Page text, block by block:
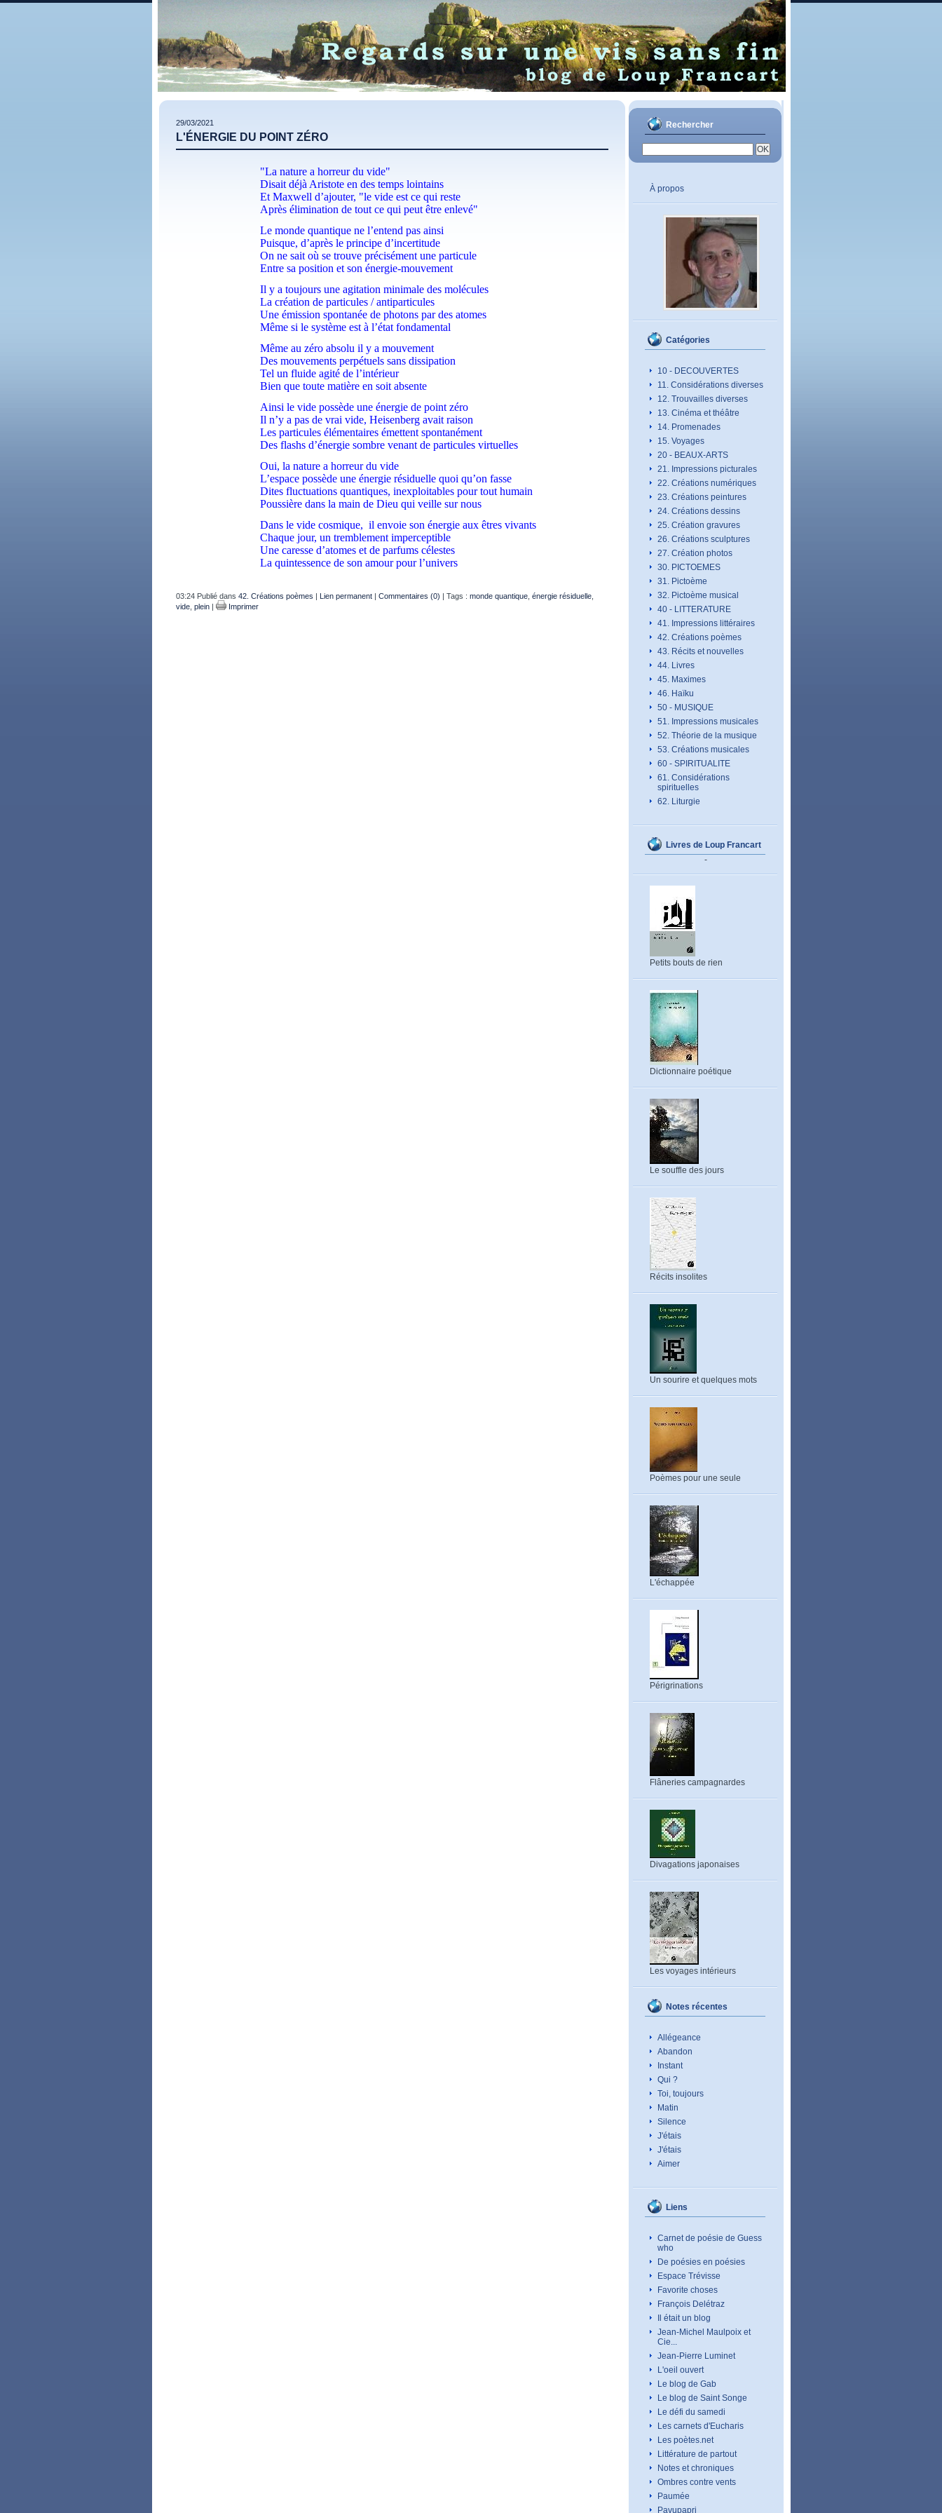
Rechercher
À propos
Catégories
10 - DECOUVERTES
11. Considérations diverses
12. Trouvailles diverses
13. Cinéma et théâtre
14. Promenades
15. Voyages
20 - BEAUX-ARTS
21. Impressions picturales
22. Créations numériques
23. Créations peintures
24. Créations dessins
25. Création gravures
26. Créations sculptures
27. Création photos
30. PICTOEMES
31. Pictoème
32. Pictoème musical
40 - LITTERATURE
41. Impressions littéraires
42. Créations poèmes
43. Récits et nouvelles
44. Livres
45. Maximes
46. Haïku
50 - MUSIQUE
51. Impressions musicales
52. Théorie de la musique
53. Créations musicales
60 - SPIRITUALITE
61. Considérations
spirituelles
62. Liturgie
Livres de Loup Francart
-
Petits bouts de rien
Dictionnaire poétique
Le souffle des jours
Récits insolites
Un sourire et quelques mots
Poèmes pour une seule
L'échappée
Périgrinations
Flâneries campagnardes
Divagations japonaises
Les voyages intérieurs
Notes récentes
Allégeance
Abandon
Instant
Qui ?
Toi, toujours
Matin
Silence
J'étais
J'étais
Aimer
Liens
Carnet de poésie de Guess
who
De poésies en poésies
Espace Trévisse
Favorite choses
François Delétraz
Il était un blog
Jean-Michel Maulpoix et
Cie...
Jean-Pierre Luminet
L'oeil ouvert
Le blog de Gab
Le blog de Saint Songe
Le défi du samedi
Les carnets d'Eucharis
Les poètes.net
Littérature de partout
Notes et chroniques
Ombres contre vents
Paumée
Pavupapri
29/03/2021
L'ÉNERGIE DU POINT ZÉRO
"La nature a horreur du vide"
Disait déjà Aristote en des temps lointains
Et Maxwell d’ajouter, "le vide est ce qui reste
Après élimination de tout ce qui peut être enlevé"
Le monde quantique ne l’entend pas ainsi
Puisque, d’après le principe d’incertitude
On ne sait où se trouve précisément une particule
Entre sa position et son énergie-mouvement
Il y a toujours une agitation minimale des molécules
La création de particules / antiparticules
Une émission spontanée de photons par des atomes
Même si le système est à l’état fondamental
Même au zéro absolu il y a mouvement
Des mouvements perpétuels sans dissipation
Tel un fluide agité de l’intérieur
Bien que toute matière en soit absente
Ainsi le vide possède une énergie de point zéro
Il n’y a pas de vrai vide, Heisenberg avait raison
Les particules élémentaires émettent spontanément
Des flashs d’énergie sombre venant de particules virtuelles
Oui, la nature a horreur du vide
L’espace possède une énergie résiduelle quoi qu’on fasse
Dites fluctuations quantiques, inexploitables pour tout humain
Poussière dans la main de Dieu qui veille sur nous
Dans le vide cosmique, il envoie son énergie aux êtres vivants
Chaque jour, un tremblement imperceptible
Une caresse d’atomes et de parfums célestes
La quintessence de son amour pour l’univers
03:24 Publié dans 42. Créations poèmes | Lien permanent| Commentaires (0) | Tags : monde quantique, énergie résiduelle,
vide, plein| Imprimer